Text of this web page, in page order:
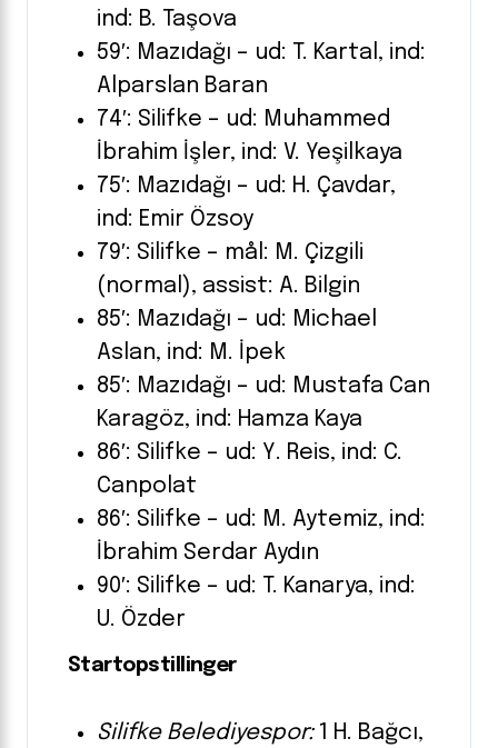
ind: B. Taşova
59′: Mazıdağı – ud: T. Kartal, ind:
Alparslan Baran
74′: Silifke – ud: Muhammed
İbrahim İşler, ind: V. Yeşilkaya
75′: Mazıdağı – ud: H. Çavdar,
ind: Emir Özsoy
79′: Silifke – mål: M. Çizgili
(normal), assist: A. Bilgin
85′: Mazıdağı – ud: Michael
Aslan, ind: M. İpek
85′: Mazıdağı – ud: Mustafa Can
Karagöz, ind: Hamza Kaya
86′: Silifke – ud: Y. Reis, ind: C.
Canpolat
86′: Silifke – ud: M. Aytemiz, ind:
İbrahim Serdar Aydın
90′: Silifke – ud: T. Kanarya, ind:
U. Özder
Startopstillinger
Silifke Belediyespor:1 H. Bağcı,